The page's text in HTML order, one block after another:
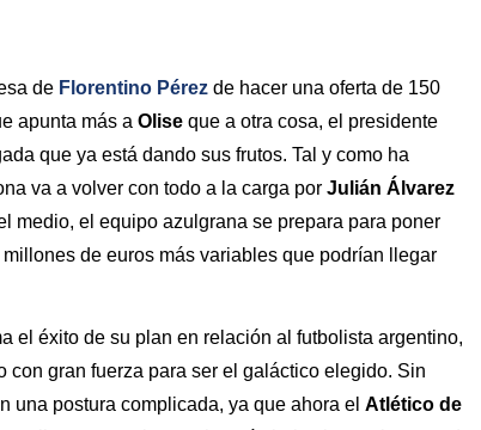
de Florentino Pérez de hacer una oferta de 150
apunta más a Olise que a otra cosa, el presidente
que ya está dando sus frutos. Tal y como ha
va a volver con todo a la carga por Julián Álvarez
medio, el equipo azulgrana se prepara para poner
de euros más variables que podrían llegar
el éxito de su plan en relación al futbolista argentino,
con gran fuerza para ser el galáctico elegido. Sin
una postura complicada, ya que ahora el Atlético de